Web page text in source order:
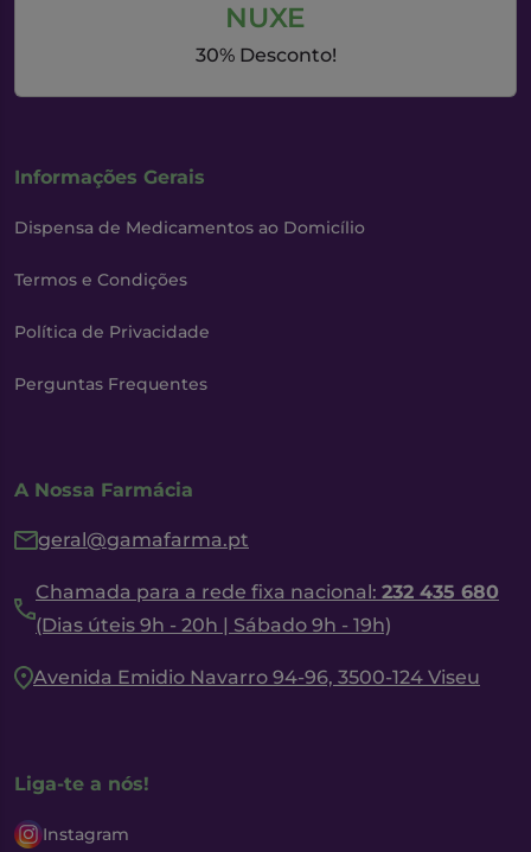
NUXE
30% Desconto!
Informações Gerais
Dispensa de Medicamentos ao Domicílio
Termos e Condições
Política de Privacidade
Perguntas Frequentes
A Nossa Farmácia
geral@gamafarma.pt
Chamada para a rede fixa nacional: 232 435 680
(Dias úteis 9h - 20h | Sábado 9h - 19h)
Avenida Emidio Navarro 94-96, 3500-124 Viseu
Liga-te a nós!
Instagram